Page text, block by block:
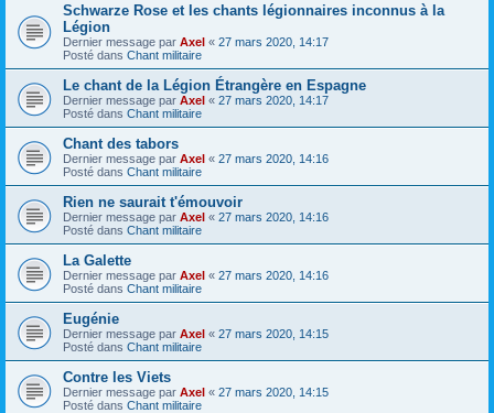
Schwarze Rose et les chants légionnaires inconnus à la
Légion
Dernier message par Axel « 27 mars 2020, 14:17
Posté dans Chant militaire
Le chant de la Légion Étrangère en Espagne
Dernier message par Axel « 27 mars 2020, 14:17
Posté dans Chant militaire
Chant des tabors
Dernier message par Axel « 27 mars 2020, 14:16
Posté dans Chant militaire
Rien ne saurait t'émouvoir
Dernier message par Axel « 27 mars 2020, 14:16
Posté dans Chant militaire
La Galette
Dernier message par Axel « 27 mars 2020, 14:16
Posté dans Chant militaire
Eugénie
Dernier message par Axel « 27 mars 2020, 14:15
Posté dans Chant militaire
Contre les Viets
Dernier message par Axel « 27 mars 2020, 14:15
Posté dans Chant militaire